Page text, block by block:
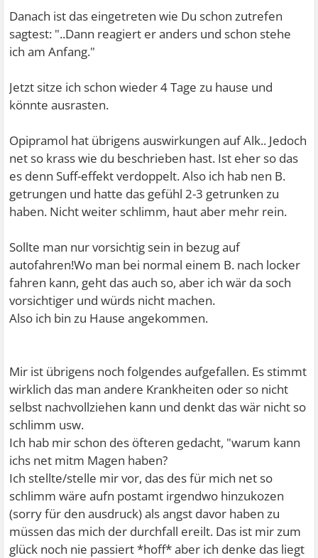
Danach ist das eingetreten wie Du schon zutrefen
sagtest: "..Dann reagiert er anders und schon stehe
ich am Anfang."
Jetzt sitze ich schon wieder 4 Tage zu hause und
könnte ausrasten.
Opipramol hat übrigens auswirkungen auf Alk.. Jedoch
net so krass wie du beschrieben hast. Ist eher so das
es denn Suff-effekt verdoppelt. Also ich hab nen B.
getrungen und hatte das gefühl 2-3 getrunken zu
haben. Nicht weiter schlimm, haut aber mehr rein.
Sollte man nur vorsichtig sein in bezug auf
autofahren!Wo man bei normal einem B. nach locker
fahren kann, geht das auch so, aber ich wär da soch
vorsichtiger und würds nicht machen.
Also ich bin zu Hause angekommen.
Mir ist übrigens noch folgendes aufgefallen. Es stimmt
wirklich das man andere Krankheiten oder so nicht
selbst nachvollziehen kann und denkt das wär nicht so
schlimm usw.
Ich hab mir schon des öfteren gedacht, "warum kann
ichs net mitm Magen haben?
Ich stellte/stelle mir vor, das des für mich net so
schlimm wäre aufn postamt irgendwo hinzukozen
(sorry für den ausdruck) als angst davor haben zu
müssen das mich der durchfall ereilt. Das ist mir zum
glück noch nie passiert *hoff* aber ich denke das liegt